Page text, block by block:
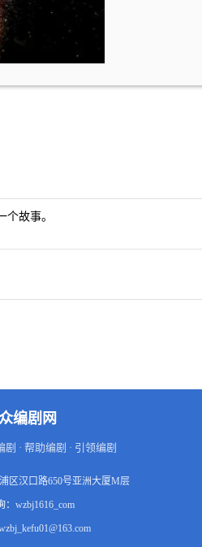
个故事。
编剧网
剧 · 帮助编剧 · 引领编剧
区汉口路650号亚洲大厦M层
wzbj1616_com